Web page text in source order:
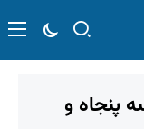
پنجاه و